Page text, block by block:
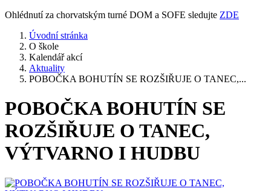
Ohlédnutí za chorvatským turné DOM a SOFE sledujte ZDE
Úvodní stránka
O škole
Kalendář akcí
Aktuality
POBOČKA BOHUTÍN SE ROZŠIŘUJE O TANEC,...
POBOČKA BOHUTÍN SE
ROZŠIŘUJE O TANEC,
VÝTVARNO I HUDBU